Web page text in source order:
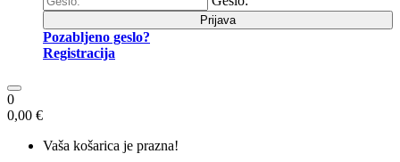
Prijava
Pozabljeno geslo?
Registracija
0
0,00 €
Vaša košarica je prazna!